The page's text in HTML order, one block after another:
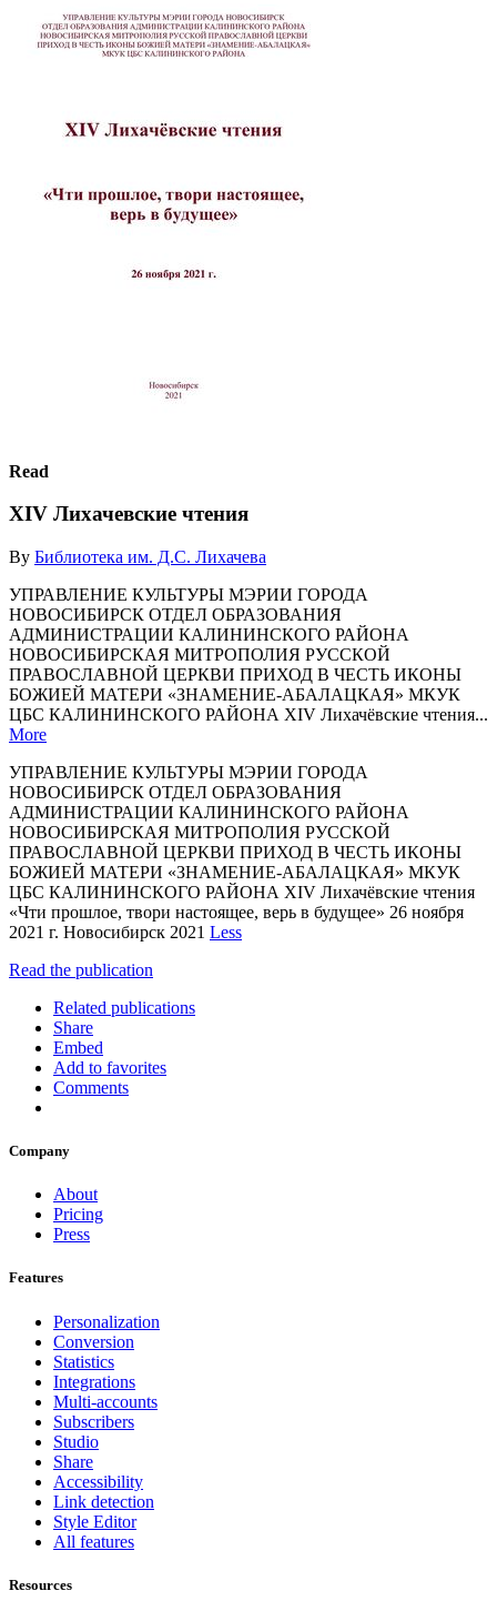
Read
XIV Лихачевские чтения
By Библиотека им. Д.С. Лихачева
УПРАВЛЕНИЕ КУЛЬТУРЫ МЭРИИ ГОРОДА
НОВОСИБИРСК ОТДЕЛ ОБРАЗОВАНИЯ
АДМИНИСТРАЦИИ КАЛИНИНСКОГО РАЙОНА
НОВОСИБИРСКАЯ МИТРОПОЛИЯ РУССКОЙ
ПРАВОСЛАВНОЙ ЦЕРКВИ ПРИХОД В ЧЕСТЬ ИКОНЫ
БОЖИЕЙ МАТЕРИ «ЗНАМЕНИЕ-АБАЛАЦКАЯ» МКУК
ЦБС КАЛИНИНСКОГО РАЙОНА XIV Лихачёвские чтения...
More
УПРАВЛЕНИЕ КУЛЬТУРЫ МЭРИИ ГОРОДА
НОВОСИБИРСК ОТДЕЛ ОБРАЗОВАНИЯ
АДМИНИСТРАЦИИ КАЛИНИНСКОГО РАЙОНА
НОВОСИБИРСКАЯ МИТРОПОЛИЯ РУССКОЙ
ПРАВОСЛАВНОЙ ЦЕРКВИ ПРИХОД В ЧЕСТЬ ИКОНЫ
БОЖИЕЙ МАТЕРИ «ЗНАМЕНИЕ-АБАЛАЦКАЯ» МКУК
ЦБС КАЛИНИНСКОГО РАЙОНА XIV Лихачёвские чтения
«Чти прошлое, твори настоящее, верь в будущее» 26 ноября
2021 г. Новосибирск 2021 Less
Read the publication
Related publications
Share
Embed
Add to favorites
Comments
Company
About
Pricing
Press
Features
Personalization
Conversion
Statistics
Integrations
Multi-accounts
Subscribers
Studio
Share
Accessibility
Link detection
Style Editor
All features
Resources